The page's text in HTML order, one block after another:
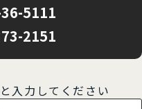
5111
2151
入力してください